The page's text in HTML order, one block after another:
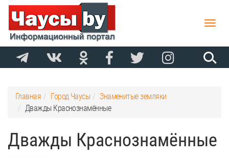
Toggle
Главная Город Чаусы
Знаменитые земляки
Дважды Краснознамённые
Дважды Краснознамённые